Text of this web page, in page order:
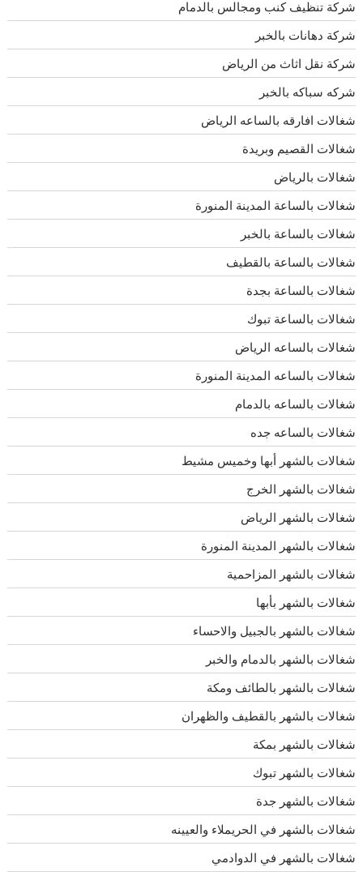
شركة تنظيف كنب ومجالس بالدمام
شركة دهانات بالخبر
شركة نقل اثاث من الرياض
شركه سباكه بالخبر
شغالات افارقه بالساعه الرياض
شغالات القصيم وبريدة
شغالات بالرياض
شغالات بالساعة المدينة المنورة
شغالات بالساعة بالخبر
شغالات بالساعة بالقطيف
شغالات بالساعة بجدة
شغالات بالساعة تبوك
شغالات بالساعه الرياض
شغالات بالساعه المدينة المنورة
شغالات بالساعه بالدمام
شغالات بالساعه جده
شغالات بالشهر أبها وخميس مشيط
شغالات بالشهر الخرج
شغالات بالشهر الرياض
شغالات بالشهر المدينة المنورة
شغالات بالشهر المزاحمية
شغالات بالشهر بأبها
شغالات بالشهر بالجبيل والاحساء
شغالات بالشهر بالدمام والخبر
شغالات بالشهر بالطائف ومكة
شغالات بالشهر بالقطيف والظهران
شغالات بالشهر بمكة
شغالات بالشهر تبوك
شغالات بالشهر جدة
شغالات بالشهر في الحريملاء والعيينه
شغالات بالشهر في الدوادمي